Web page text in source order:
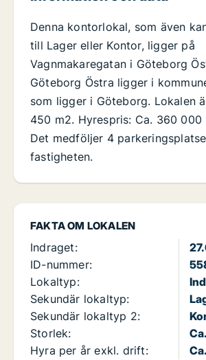
FAKTA OM LOKALEN
Indraget:
ID-nummer:
Lokaltyp:
Sekundär lokaltyp:
Sekundär lokaltyp 2:
Storlek:
Hyra per år exkl. drift:
Denna kontorlokal, som även
till Lager eller Kontor, ligger på
Vagnmakaregatan i Göteborg
Göteborg Östra ligger i
som ligger i Göteborg. Lokalen
450 m2. Hyrespris: Ca. 360 000
Det medföljer 4
fastigheten.